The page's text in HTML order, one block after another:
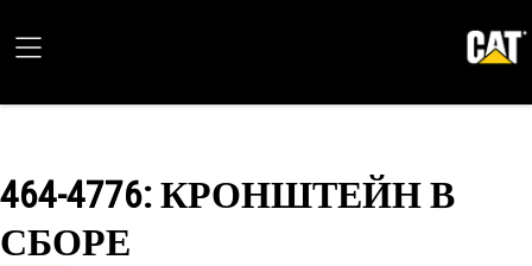
464-4776: КРОНШТЕЙН В
СБОРЕ